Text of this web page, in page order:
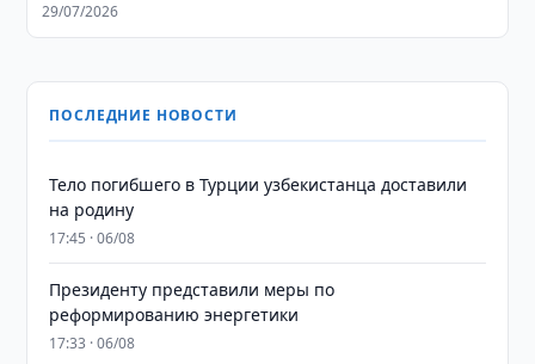
29/07/2026
ПОСЛЕДНИЕ НОВОСТИ
Тело погибшего в Турции узбекистанца доставили
на родину
17:45 · 06/08
Президенту представили меры по
реформированию энергетики
17:33 · 06/08